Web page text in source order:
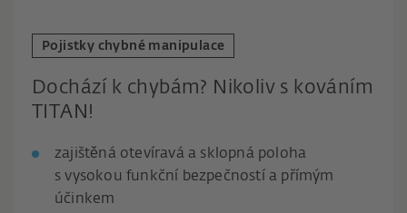
Pojistky chybné manipulace
Dochází k chybám? Nikoliv s kováním
TITAN!
zajištěná otevíravá a sklopná poloha
s vysokou funkční bezpečností a přímým
účinkem